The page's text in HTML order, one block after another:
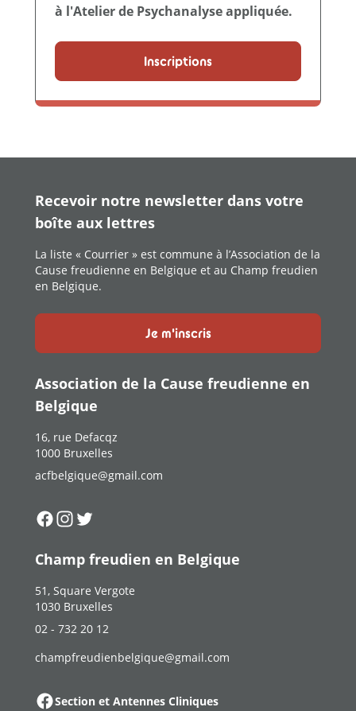
à l'Atelier de Psychanalyse appliquée.
Inscriptions
Recevoir notre newsletter dans votre
boîte aux lettres
La liste « Courrier » est commune à l’Association de la
Cause freudienne en Belgique et au Champ freudien
en Belgique.
Je m'inscris
Association de la Cause freudienne en
Belgique
16, rue Defacqz
1000 Bruxelles
acfbelgique@gmail.com
Suivez-nous sur
Suivez-nous sur
Suivez-nous sur
Champ freudien en Belgique
51, Square Vergote
1030 Bruxelles
02 - 732 20 12
champfreudienbelgique@gmail.com
Section et Antennes Cliniques